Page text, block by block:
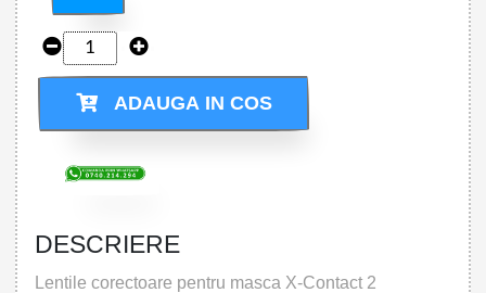
ADAUGA IN COS
DESCRIERE
Lentile corectoare pentru masca X-Contact 2